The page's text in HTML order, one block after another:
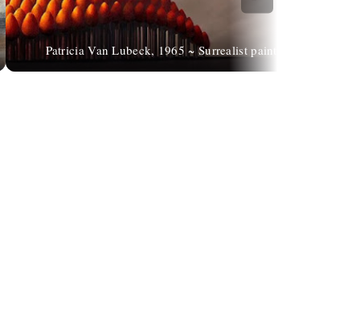
Patricia Van Lubeck, 1965 ~ Surrealist painter